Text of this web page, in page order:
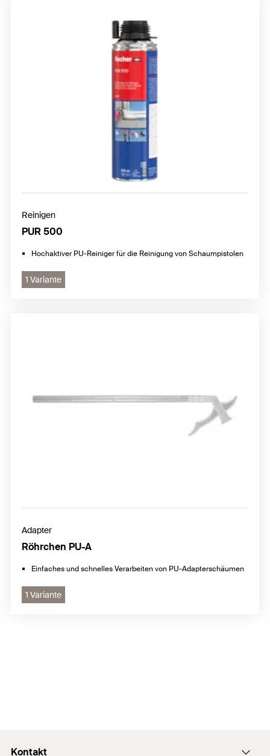
Reinigen
PUR 500
Hochaktiver PU-Reiniger für die Reinigung von Schaumpistolen
1 Variante
Adapter
Röhrchen PU-A
Einfaches und schnelles Verarbeiten von PU-Adapterschäumen
1 Variante
Kontakt